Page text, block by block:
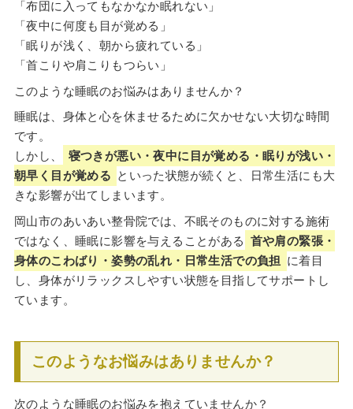
「布団に入ってもなかなか眠れない」
「夜中に何度も目が覚める」
「眠りが浅く、朝から疲れている」
「首こりや肩こりもつらい」
このような睡眠のお悩みはありませんか？
睡眠は、身体と心を休ませるために欠かせない大切な時間
です。
しかし、
寝つきが悪い・夜中に目が覚める・眠りが浅い・
朝早く目が覚める といった状態が続くと、日常生活にも大
きな影響が出てしまいます。
岡山市のあいあい整骨院では、不眠そのものに対する施術
ではなく、睡眠に影響を与えることがある 首や肩の緊張・
身体のこわばり・姿勢の乱れ・日常生活での負担 に着目
し、身体がリラックスしやすい状態を目指してサポートし
ています。
このようなお悩みはありませんか？
次のような睡眠のお悩みを抱えていませんか？